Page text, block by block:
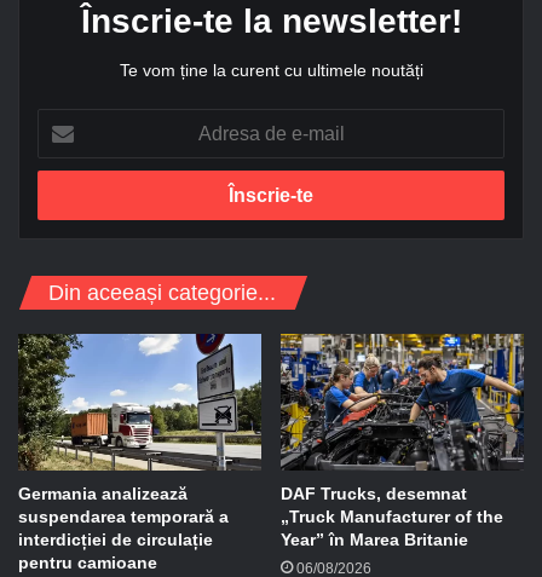
Înscrie-te la newsletter!
Te vom ține la curent cu ultimele noutăți
r
s
d
-
m
a
i
l
Din aceeași categorie...
Germania analizează
suspendarea temporară a
interdicției de circulație
pentru camioane
DAF Trucks, desemnat
„Truck Manufacturer of the
Year” în Marea Britanie
06/08/2026